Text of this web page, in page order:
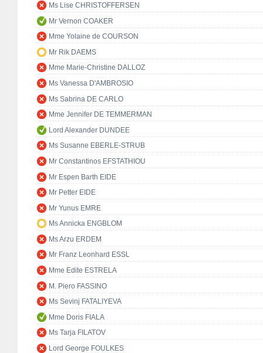
Ms Lise CHRISTOFFERSEN
Mr Vernon COAKER
Mme Yolaine de COURSON
Mr Rik DAEMS
Mme Marie-Christine DALLOZ
Ms Vanessa D'AMBROSIO
Ms Sabrina DE CARLO
Mme Jennifer DE TEMMERMAN
Lord Alexander DUNDEE
Ms Susanne EBERLE-STRUB
Mr Constantinos EFSTATHIOU
Mr Espen Barth EIDE
Mr Petter EIDE
Mr Yunus EMRE
Ms Annicka ENGBLOM
Ms Arzu ERDEM
Mr Franz Leonhard ESSL
Mme Edite ESTRELA
M. Piero FASSINO
Ms Sevinj FATALIYEVA
Mme Doris FIALA
Ms Tarja FILATOV
Lord George FOULKES